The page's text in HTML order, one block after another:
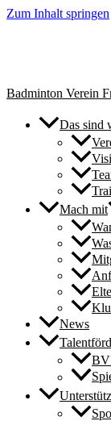
Zum Inhalt springen
Badminton Verein
Das sind
Mach mit
News